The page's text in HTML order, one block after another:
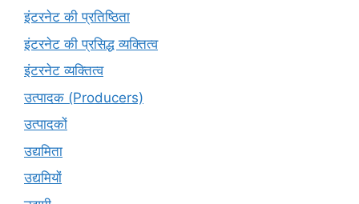
इंटरनेट की प्रतिष्ठिता
इंटरनेट की प्रसिद्ध व्यक्तित्व
इंटरनेट व्यक्तित्व
उत्पादक (Producers)
उत्पादकों
उद्यमिता
उद्यमियों